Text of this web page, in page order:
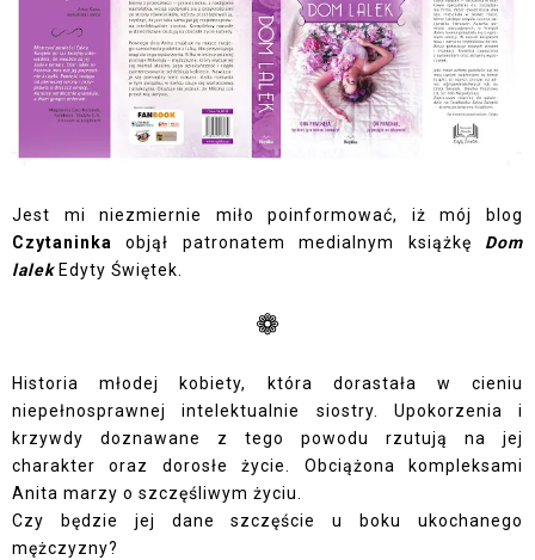
Jest mi niezmiernie miło poinformować, iż mój blog
Czytaninka
objął patronatem medialnym książkę Dom
lalekEdyty Świętek.
❁
Historia młodej kobiety, która dorastała w cieniu
niepełnosprawnej intelektualnie siostry. Upokorzenia i
krzywdy doznawane z tego powodu rzutują na jej
charakter oraz dorosłe życie. Obciążona kompleksami
Anita marzy o szczęśliwym życiu.
Czy będzie jej dane szczęście u boku ukochanego
mężczyzny?